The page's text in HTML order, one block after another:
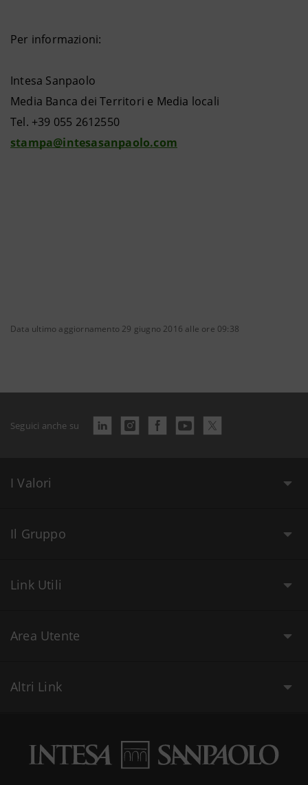
Per informazioni:
Intesa Sanpaolo
Media Banca dei Territori e Media locali
Tel. +39 055 2612550
stampa@intesasanpaolo.com
Data ultimo aggiornamento 29 giugno 2016 alle ore 09:38
Seguici anche su
I Valori
Il Gruppo
Link Utili
Area Utente
Altri Link